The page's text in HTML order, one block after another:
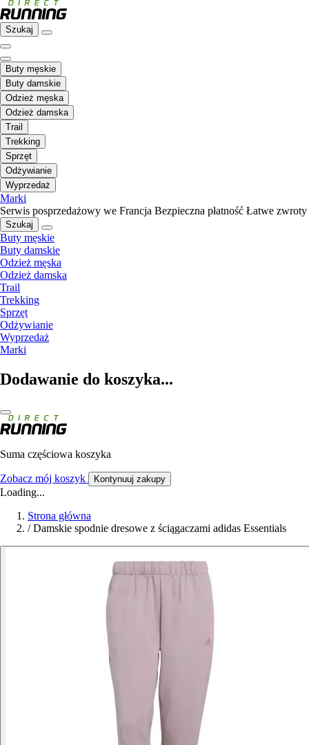
Szukaj
Buty męskie
Buty damskie
Odzież męska
Odzież damska
Trail
Trekking
Sprzęt
Odżywianie
Wyprzedaż
Marki
Serwis posprzedażowy we Francja Bezpieczna płatność Łatwe zwroty
Szukaj
Buty męskie
Buty damskie
Odzież męska
Odzież damska
Trail
Trekking
Sprzęt
Odżywianie
Wyprzedaż
Marki
Dodawanie do koszyka...
Suma częściowa koszyka
Zobacz mój koszyk Kontynuuj zakupy
Loading...
Strona główna
/ Damskie spodnie dresowe z ściągaczami adidas Essentials